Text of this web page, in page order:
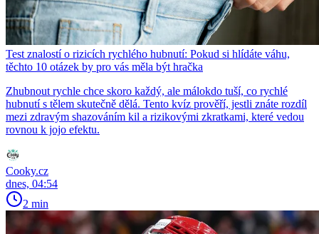
Test znalostí o rizicích rychlého hubnutí: Pokud si hlídáte váhu,
těchto 10 otázek by pro vás měla být hračka
Zhubnout rychle chce skoro každý, ale málokdo tuší, co rychlé
hubnutí s tělem skutečně dělá. Tento kvíz prověří, jestli znáte rozdíl
mezi zdravým shazováním kil a rizikovými zkratkami, které vedou
rovnou k jojo efektu.
Cooky.cz
dnes, 04:54
2 min